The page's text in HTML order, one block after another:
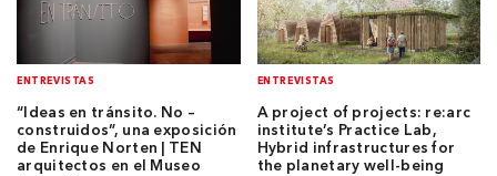
ENTREVISTAS
“Ideas en tránsito. No –
construidos”, una exposición
de Enrique Norten | TEN
arquitectos en el Museo
ENTREVISTAS
A project of projects: re:arc
institute’s Practice Lab,
Hybrid infrastructures for
the planetary well-being